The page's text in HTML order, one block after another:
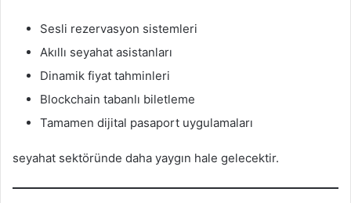
Sesli rezervasyon sistemleri
Akıllı seyahat asistanları
Dinamik fiyat tahminleri
Blockchain tabanlı biletleme
Tamamen dijital pasaport uygulamaları
seyahat sektöründe daha yaygın hale gelecektir.